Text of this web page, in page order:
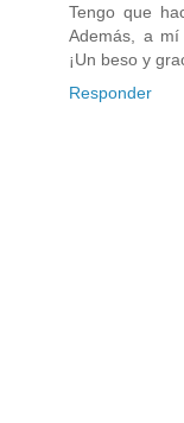
Tengo que
Además, a
¡Un beso y
Responder